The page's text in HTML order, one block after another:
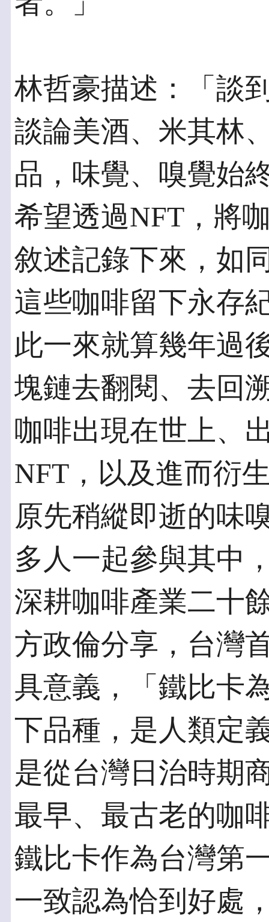
林哲豪描述：「談
談論美酒、米其林
品，味覺、嗅覺始
希望透過NFT，將
敘述記錄下來，如
這些咖啡留下永存
此一來就算幾年過
塊鏈去翻閱、去回
咖啡出現在世上、
NFT，以及進而衍
原先稍縱即逝的味
多人一起參與其中
深耕咖啡產業二十
方政倫分享，台灣
具意義，「鐵比卡
下品種，是人類定
是從台灣日治時期
最早、最古老的咖
鐵比卡作為台灣第
一致認為恰到好處